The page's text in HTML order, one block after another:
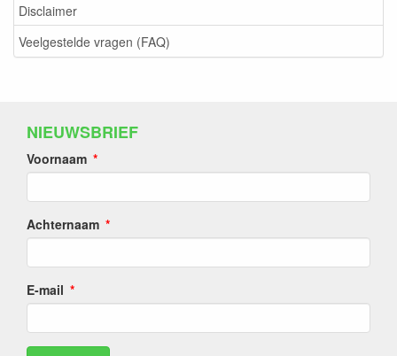
Disclaimer
Veelgestelde vragen (FAQ)
NIEUWSBRIEF
Voornaam
Achternaam
E-mail